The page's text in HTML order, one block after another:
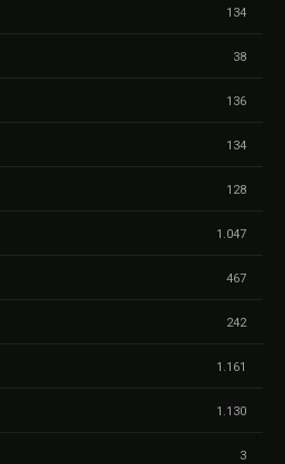
134
38
136
134
128
1.047
467
242
1.161
1.130
3